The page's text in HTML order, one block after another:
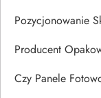
Pozycjonowanie
Producent
Czy Panele